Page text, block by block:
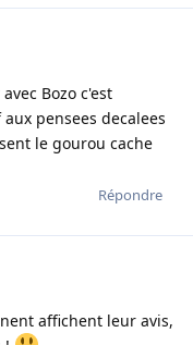
Bozo c'est
pensees decalees
le gourou cache
Répondre
affichent leur avis,